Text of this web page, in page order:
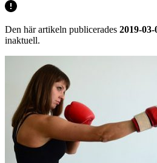
Den här artikeln publicerades 2019-03-
inaktuell.